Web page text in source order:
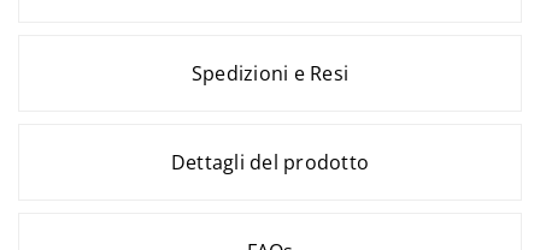
Spedizioni e Resi
Dettagli del prodotto